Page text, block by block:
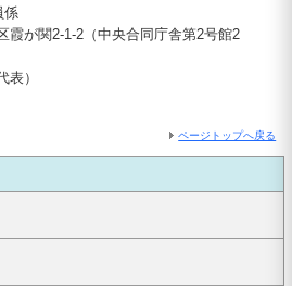
係
霞が関2-1-2（中央合同庁舎第2号館2
表）
ページトップへ戻る